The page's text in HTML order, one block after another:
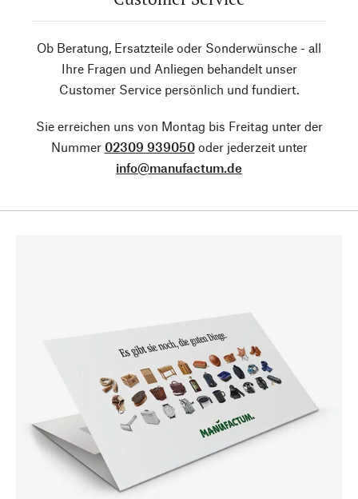
Ob Beratung, Ersatzteile oder Sonderwünsche - all
Ihre Fragen und Anliegen behandelt unser
Customer Service persönlich und fundiert.
Sie erreichen uns von Montag bis Freitag unter der
Nummer 02309 939050oder jederzeit unter
info@manufactum.de